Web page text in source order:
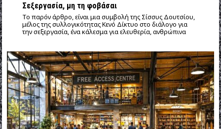
Σεξεργασία, μη τη φοβάσαι
Το παρόν άρθρο, είναι μια συμβολή της Σίσσυς Δουτσίου,
μέλος της συλλογικότητας Κενό Δίκτυο στο διάλογο για
την σεξεργασία, ένα κάλεσμα για ελευθερία, ανθρώπινα